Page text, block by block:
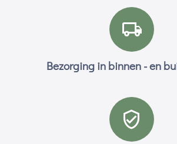
Bezorging in binnen - en